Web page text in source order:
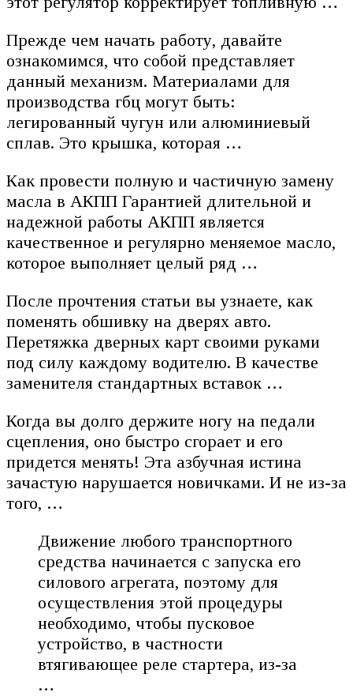
Прежде чем начать работу, давайте
ознакомимся, что собой представляет
данный механизм. Материалами для
производства гбц могут быть:
легированный чугун или алюминиевый
сплав. Это крышка, которая …
Как провести полную и частичную замену
масла в АКПП Гарантией длительной и
надежной работы АКПП является
качественное и регулярно меняемое масло,
которое выполняет целый ряд …
После прочтения статьи вы узнаете, как
поменять обшивку на дверях авто.
Перетяжка дверных карт своими руками
под силу каждому водителю. В качестве
заменителя стандартных вставок …
Когда вы долго держите ногу на педали
сцепления, оно быстро сгорает и его
придется менять! Эта азбучная истина
зачастую нарушается новичками. И не из-за
того, …
Движение любого транспортного
средства начинается с запуска его
силового агрегата, поэтому для
осуществления этой процедуры
необходимо, чтобы пусковое
устройство, в частности
втягивающее реле стартера, из-за
…